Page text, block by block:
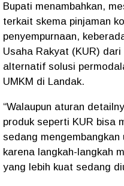
Bupati menambahkan,
terkait skema pinjaman
penyempurnaan,
Usaha Rakyat (KUR)
alternatif solusi
UMKM di Landak.
“Walaupun aturan
produk seperti KUR bisa
sedang
karena langkah-langkah
yang lebih kuat sedang